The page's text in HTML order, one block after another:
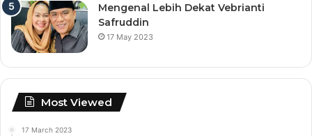
Mengenal Lebih Dekat Vebrianti
Safruddin
17 May 2023
Most Viewed
17 March 2023